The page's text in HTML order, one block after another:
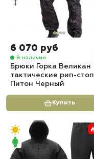
6 070 руб
В наличии
Брюки Горка Великан
тактические рип-стоп
Питон Черный
Купить